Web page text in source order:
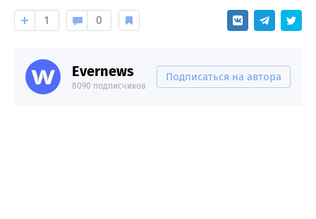
1 0
Evernews
8090 подписчиков
Подписаться на автора